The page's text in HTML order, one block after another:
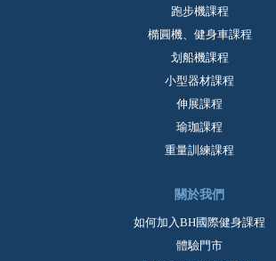
跑步機課程
橢圓機、健身車課程
划船機課程
小型器材課程
伸展課程
瑜珈課程
重量訓練課程
關於我們
如何加入BH國際健身課程
體驗門市